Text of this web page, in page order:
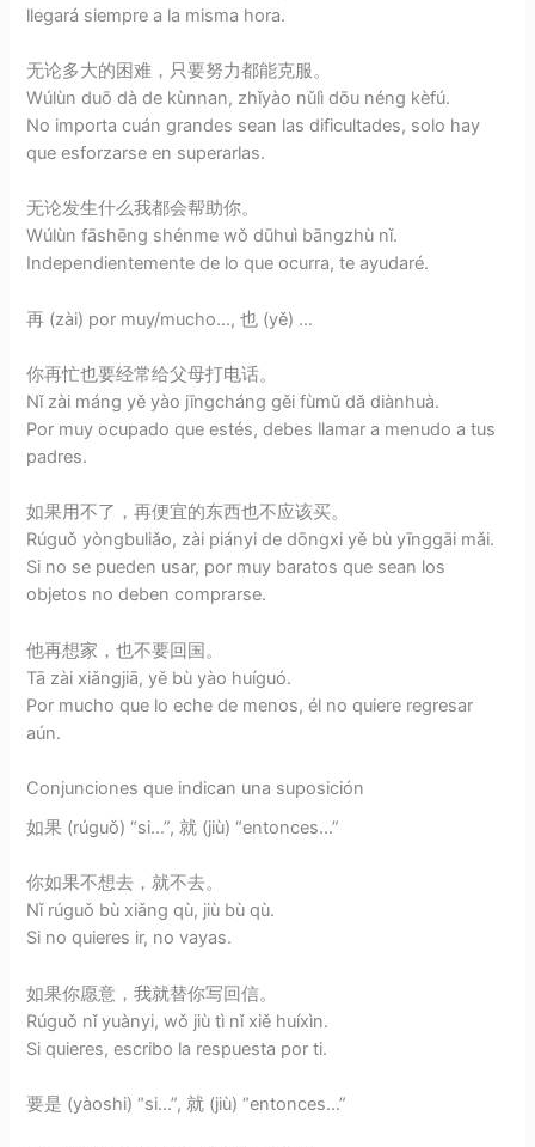
llegará siempre a la misma hora.
无论多大的困难，只要努力都能克服。
Wúlùn duō dà de kùnnan, zhǐyào nǔlì dōu néng kèfú.
No importa cuán grandes sean las dificultades, solo hay
que esforzarse en superarlas.
无论发生什么我都会帮助你。
Wúlùn fāshēng shénme wǒ dūhuì bāngzhù nǐ.
Independientemente de lo que ocurra, te ayudaré.
再 (zài) por muy/mucho…, 也 (yě) …
你再忙也要经常给父母打电话。
Nǐ zài máng yě yào jīngcháng gěi fùmǔ dǎ diànhuà.
Por muy ocupado que estés, debes llamar a menudo a tus
padres.
如果用不了，再便宜的东西也不应该买。
Rúguǒ yòngbuliǎo, zài piányi de dōngxi yě bù yīnggāi mǎi.
Si no se pueden usar, por muy baratos que sean los
objetos no deben comprarse.
他再想家，也不要回国。
Tā zài xiǎngjiā, yě bù yào huíguó.
Por mucho que lo eche de menos, él no quiere regresar
aún.
Conjunciones que indican una suposición
如果 (rúguǒ) “si…”, 就 (jiù) “entonces…”
你如果不想去，就不去。
Nǐ rúguǒ bù xiǎng qù, jiù bù qù.
Si no quieres ir, no vayas.
如果你愿意，我就替你写回信。
Rúguǒ nǐ yuànyi, wǒ jiù tì nǐ xiě huíxìn.
Si quieres, escribo la respuesta por ti.
要是 (yàoshi) “si…”, 就 (jiù) “entonces…”